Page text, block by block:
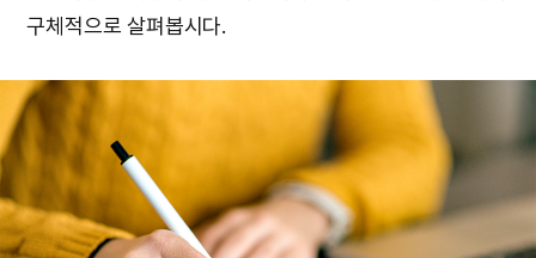
구체적으로 살펴봅시다.